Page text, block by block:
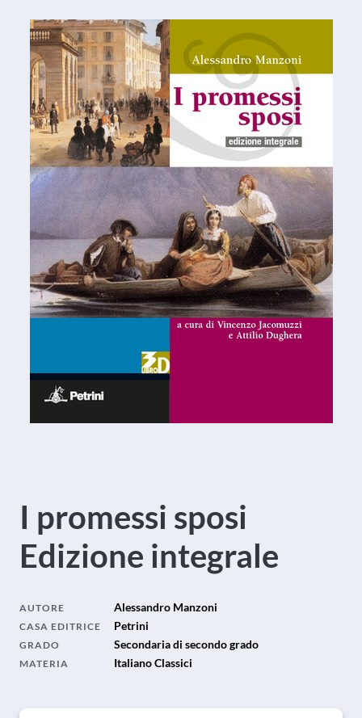
I promessi sposi
Edizione integrale
AUTORE Alessandro Manzoni
CASA EDITRICE Petrini
GRADO Secondaria di secondo grado
MATERIA Italiano Classici